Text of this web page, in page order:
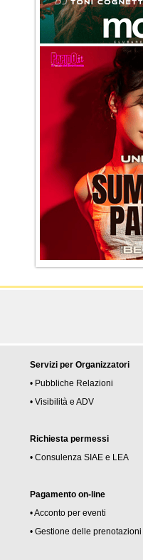
Servizi per Organizzatori
• Pubbliche Relazioni
• Visibilità e ADV
Richiesta permessi
• Consulenza SIAE e LEA
Pagamento on-line
• Acconto per eventi
• Gestione delle prenotazioni